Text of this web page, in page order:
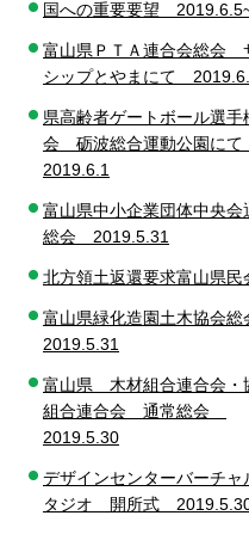
国への重要要望
富山県ＰＴＡ連合会総会
シップとやまにて
県高齢者ゲートボール選手
会 砺波総合運動公園にて
2019.6.1
富山県中小企業団体中央会
総会 2019.5.31
北方領土返還要求富山県民
富山県緑化造園土木協会
2019.5.31
富山県 木材組合連合会・
組合連合会 通常総会
2019.5.30
デザインセンターバーチャ
タジオ 開所式